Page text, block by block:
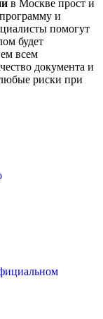
в Москве прост и
и
помогут
будет
всем
документа и
риски при